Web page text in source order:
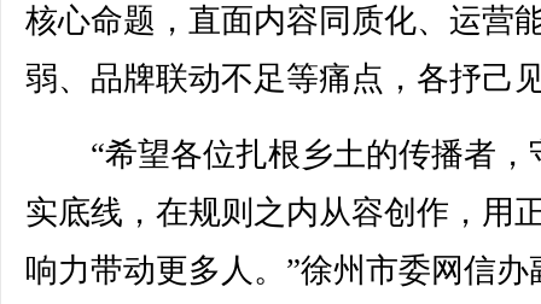
核心命题，直面内容同质化、运营
弱、品牌联动不足等痛点，各抒己
“希望各位扎根乡土的传播者，
实底线，在规则之内从容创作，用
响力带动更多人。”徐州市委网信办